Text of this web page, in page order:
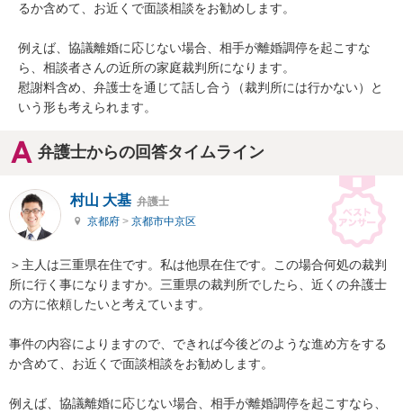
るか含めて、お近くで面談相談をお勧めします。
例えば、協議離婚に応じない場合、相手が離婚調停を起こすな
ら、相談者さんの近所の家庭裁判所になります。
慰謝料含め、弁護士を通じて話し合う（裁判所には行かない）と
いう形も考えられます。
弁護士からの回答タイムライン
村山 大基 弁護士
京都府 > 京都市中京区
＞主人は三重県在住です。私は他県在住です。この場合何処の裁判
所に行く事になりますか。三重県の裁判所でしたら、近くの弁護士
の方に依頼したいと考えています。
事件の内容によりますので、できれば今後どのような進め方をする
か含めて、お近くで面談相談をお勧めします。
例えば、協議離婚に応じない場合、相手が離婚調停を起こすなら、